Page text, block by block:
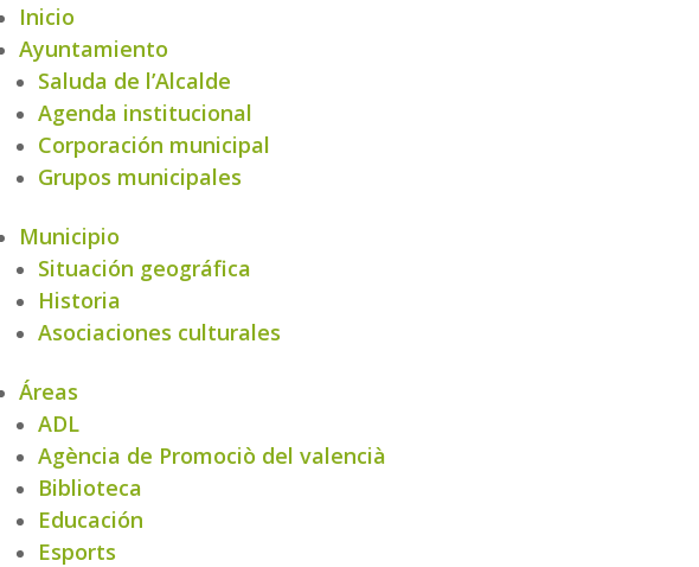
Inicio
Ayuntamiento
Saluda de l’Alcalde
Agenda institucional
Corporación municipal
Grupos municipales
Municipio
Situación geográfica
Historia
Asociaciones culturales
Áreas
ADL
Agència de Promociò del valencià
Biblioteca
Educación
Esports